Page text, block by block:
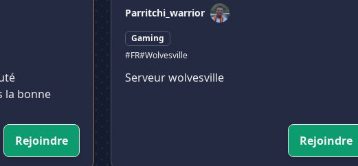
la bonne
Rejoindre
Parritchi_warrior
Gaming
#FR#Wolvesville
Serveur wolvesville
Rejoindre